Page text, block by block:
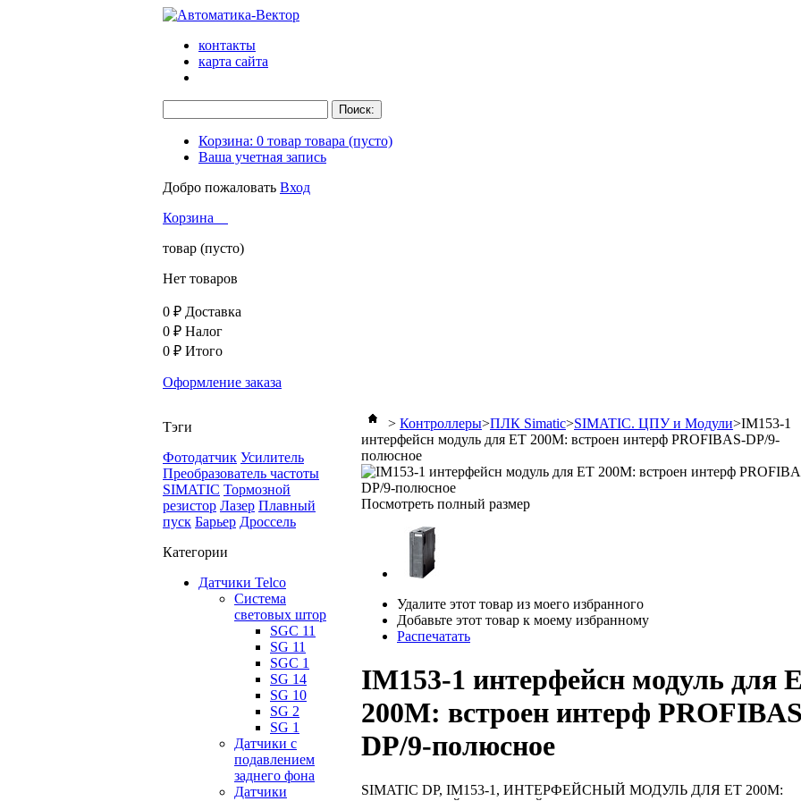
контакты
карта сайта
Корзина: 0 товар товара (пусто)
Ваша учетная запись
Добро пожаловать Вход
Корзина
товар (пусто)
Нет товаров
0 ₽ Доставка
0 ₽ Налог
0 ₽ Итого
Оформление заказа
Тэги
Фотодатчик Усилитель
Преобразователь частоты
SIMATIC Тормозной
резистор Лазер Плавный
пуск Барьер Дроссель
Категории
Датчики Telco
Система
световых штор
SGC 11
SG 11
SGC 1
SG 14
SG 10
SG 2
SG 1
Датчики с
подавлением
заднего фона
Датчики
> Контроллеры>ПЛК Simatic>SIMATIC. ЦПУ и Модули>IM153-1
интерфейсн модуль для ET 200M: встроен интерф PROFIBAS-DP/9-
полюсное
Посмотреть полный размер
Удалите этот товар из моего избранного
Добавьте этот товар к моему избранному
Распечатать
IM153-1 интерфейсн модуль для
200M: встроен интерф
DP/9-полюсное
SIMATIC DP, IM153-1, ИНТЕРФЕЙСНЫЙ МОДУЛЬ ДЛЯ ET 200M: